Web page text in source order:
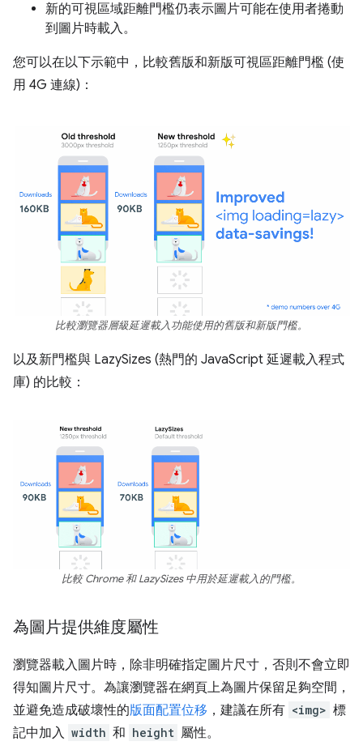
新的可視區域距離門檻仍表示圖片可能在使用者捲動
到圖片時載入。
您可以在以下示範中，比較舊版和新版可視區距離門檻 (使
用 4G 連線)：
比較瀏覽器層級延遲載入功能使用的舊版和新版門檻。
以及新門檻與 LazySizes (熱門的 JavaScript 延遲載入程式
庫) 的比較：
比較 Chrome 和 LazySizes 中用於延遲載入的門檻。
為圖片提供維度屬性
瀏覽器載入圖片時，除非明確指定圖片尺寸，否則不會立即
得知圖片尺寸。為讓瀏覽器在網頁上為圖片保留足夠空間，
並避免造成破壞性的版面配置位移 ，建議在所有 <img> 標
記中加入 width 和 height 屬性。